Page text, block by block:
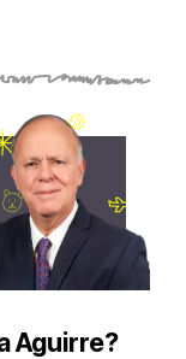
Aguirre?